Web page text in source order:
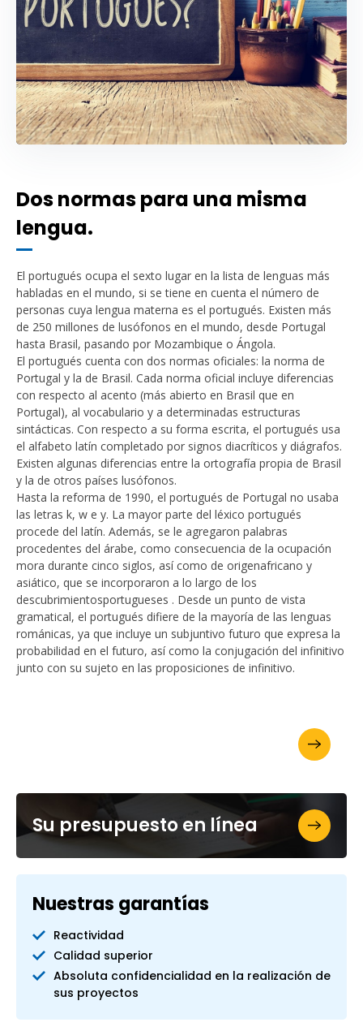
Dos normas para una misma
lengua.
El portugués ocupa el sexto lugar en la lista de lenguas más
habladas en el mundo, si se tiene en cuenta el número de
personas cuya lengua materna es el portugués. Existen más
de 250 millones de lusófonos en el mundo, desde Portugal
hasta Brasil, pasando por Mozambique o Ángola.
El portugués cuenta con dos normas oficiales: la norma de
Portugal y la de Brasil. Cada norma oficial incluye diferencias
con respecto al acento (más abierto en Brasil que en
Portugal), al vocabulario y a determinadas estructuras
sintácticas. Con respecto a su forma escrita, el portugués usa
el alfabeto latín completado por signos diacríticos y diágrafos.
Existen algunas diferencias entre la ortografía propia de Brasil
y la de otros países lusófonos.
Hasta la reforma de 1990, el portugués de Portugal no usaba
las letras k, w e y. La mayor parte del léxico portugués
procede del latín. Además, se le agregaron palabras
procedentes del árabe, como consecuencia de la ocupación
mora durante cinco siglos, así como de origenafricano y
asiático, que se incorporaron a lo largo de los
descubrimientosportugueses . Desde un punto de vista
gramatical, el portugués difiere de la mayoría de las lenguas
románicas, ya que incluye un subjuntivo futuro que expresa la
probabilidad en el futuro, así como la conjugación del infinitivo
junto con su sujeto en las proposiciones de infinitivo.
Su presupuesto en línea
Nuestras garantías
Reactividad
Calidad superior
Absoluta confidencialidad en la realización de
sus proyectos